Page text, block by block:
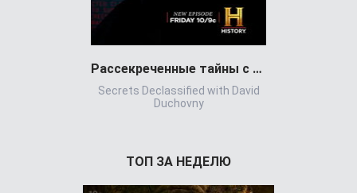
Рассекреченные тайны с Дэвидом Духовны
Secrets Declassified with David
Duchovny
ТОП ЗА НЕДЕЛЮ